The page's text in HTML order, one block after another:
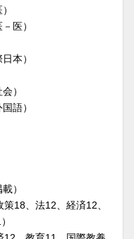
医）
本）
）
語）
）
18、法12、経済12、